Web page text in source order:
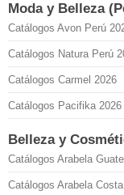
Moda y Belleza
Catálogos Avon Perú
Catálogos Natura Perú
Catálogos Carmel 2026
Catálogos Pacifika 2026
Belleza y
Catálogos Arabela
Catálogos Arabela